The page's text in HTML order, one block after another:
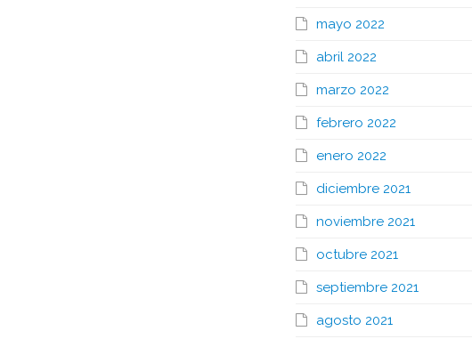
mayo 2022
abril 2022
marzo 2022
febrero 2022
enero 2022
diciembre 2021
noviembre 2021
octubre 2021
septiembre 2021
agosto 2021